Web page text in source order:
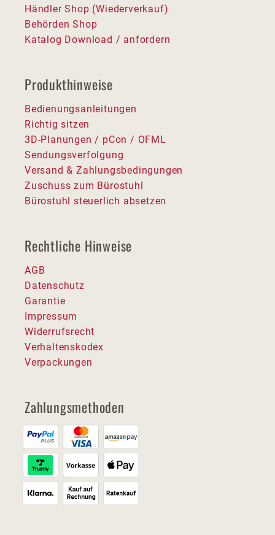
Händler Shop (Wiederverkauf)
Behörden Shop
Katalog Download / anfordern
Produkthinweise
Bedienungsanleitungen
Richtig sitzen
3D-Planungen / pCon / OFML
Sendungsverfolgung
Versand & Zahlungsbedingungen
Zuschuss zum Bürostuhl
Bürostuhl steuerlich absetzen
Rechtliche Hinweise
AGB
Datenschutz
Garantie
Impressum
Widerrufsrecht
Verhaltenskodex
Verpackungen
Zahlungsmethoden